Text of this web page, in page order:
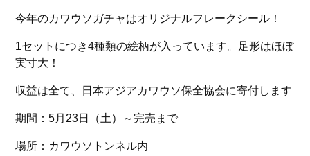
今年のカワウソガチャはオリジナルフレークシール！
1セットにつき4種類の絵柄が入っています。足形はほぼ
実寸大！
収益は全て、日本アジアカワウソ保全協会に寄付します
期間：5月23日（土）～完売まで
場所：カワウソトンネル内